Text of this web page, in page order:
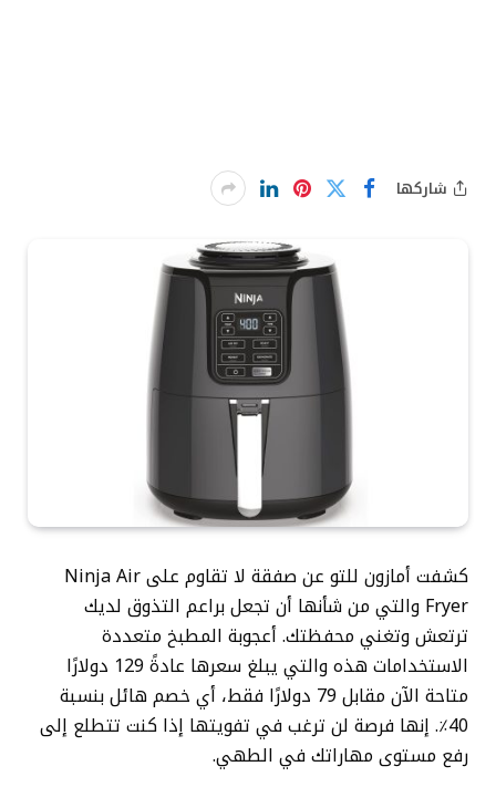
شاركها
كشفت أمازون للتو عن صفقة لا تقاوم على Ninja Air
Fryer والتي من شأنها أن تجعل براعم التذوق لديك
ترتعش وتغني محفظتك. أعجوبة المطبخ متعددة
الاستخدامات هذه والتي يبلغ سعرها عادةً 129 دولارًا
متاحة الآن مقابل 79 دولارًا فقط، أي خصم هائل بنسبة
40٪. إنها فرصة لن ترغب في تفويتها إذا كنت تتطلع إلى
رفع مستوى مهاراتك في الطهي.